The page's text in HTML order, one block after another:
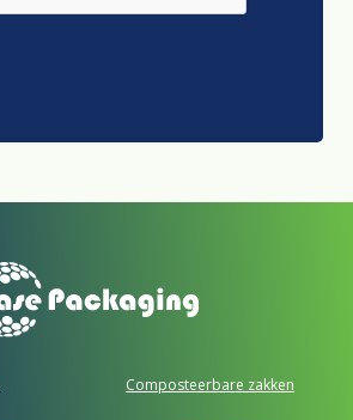
Composteerbare zakken